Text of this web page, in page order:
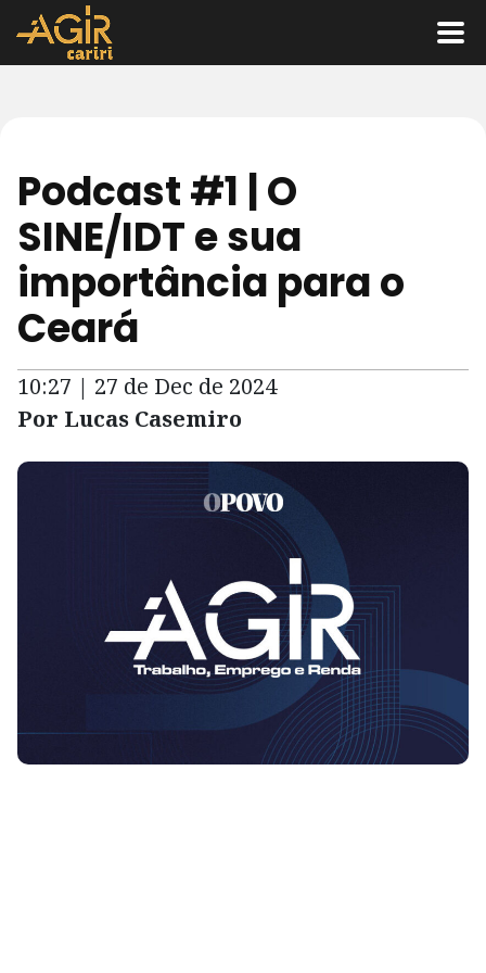
Podcast #1 | O
SINE/IDT e sua
importância para o
Ceará
10:27 | 27 de Dec de 2024
Por Lucas Casemiro